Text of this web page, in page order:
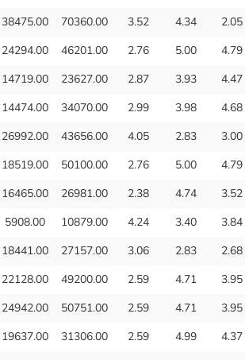
38475.00 70360.00 3.52 4.34 2.05
24294.00 46201.00 2.76 5.00 4.79
14719.00 23627.00 2.87 3.93 4.47
14474.00 34070.00 2.99 3.98 4.68
26992.00 43656.00 4.05 2.83 3.00
18519.00 50100.00 2.76 5.00 4.79
16465.00 26981.00 2.38 4.74 3.52
5908.00 10879.00 4.24 3.40 3.84
18441.00 27157.00 3.06 2.83 2.68
22128.00 49200.00 2.59 4.71 3.95
24942.00 50751.00 2.59 4.71 3.95
19637.00 31306.00 2.59 4.99 4.37